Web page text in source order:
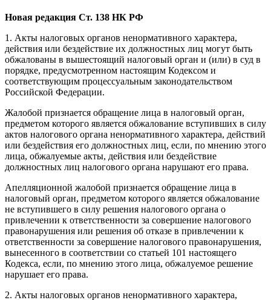
Новая редакция Ст. 138 НК РФ
1. Акты налоговых органов ненормативного характера,
действия или бездействие их должностных лиц могут быть
обжалованы в вышестоящий налоговый орган и (или) в суд в
порядке, предусмотренном настоящим Кодексом и
соответствующим процессуальным законодательством
Российской Федерации.
Жалобой признается обращение лица в налоговый орган,
предметом которого является обжалование вступивших в силу
актов налогового органа ненормативного характера, действий
или бездействия его должностных лиц, если, по мнению этого
лица, обжалуемые акты, действия или бездействие
должностных лиц налогового органа нарушают его права.
Апелляционной жалобой признается обращение лица в
налоговый орган, предметом которого является обжалование
не вступившего в силу решения налогового органа о
привлечении к ответственности за совершение налогового
правонарушения или решения об отказе в привлечении к
ответственности за совершение налогового правонарушения,
вынесенного в соответствии со статьей 101 настоящего
Кодекса, если, по мнению этого лица, обжалуемое решение
нарушает его права.
2. Акты налоговых органов ненормативного характера,